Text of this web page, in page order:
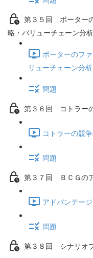
第３５回 ポーター
略・バリューチェーン分析
ポーターのフ
リューチェーン分
問題
第３６回 コトラー
コトラーの競
問題
第３７回 ＢＣＧの
アドバンテー
問題
第３８回 シナリオ